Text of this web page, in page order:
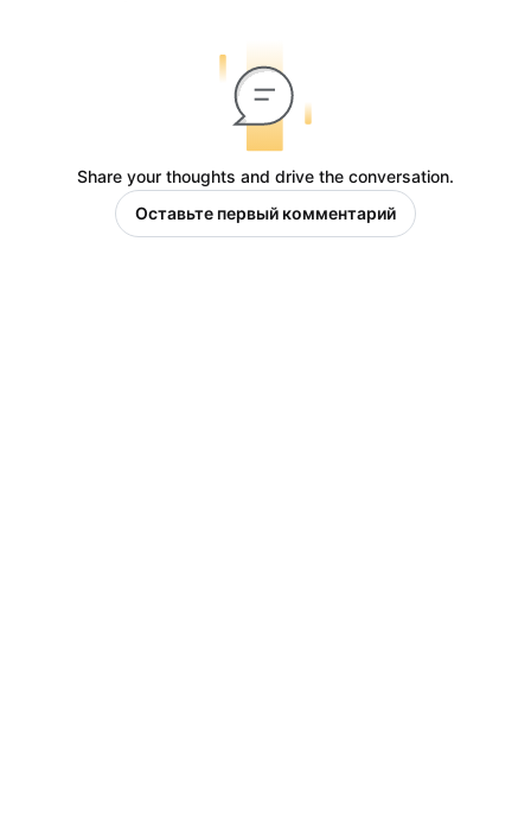
Share your thoughts and drive the conversation.
Оставьте первый комментарий